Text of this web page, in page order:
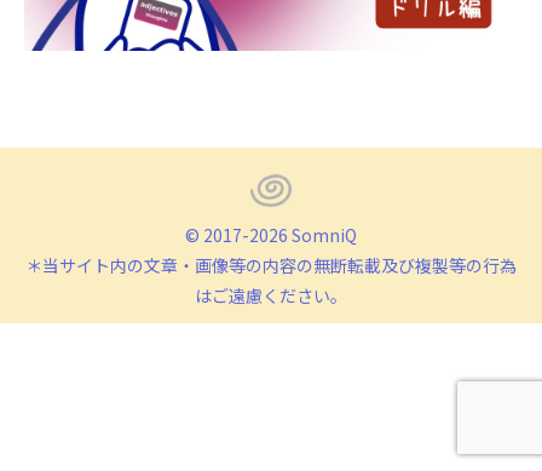
© 2017-2026 SomniQ
＊当サイト内の文章・画像等の内容の無断転載及び複製等の行為
はご遠慮ください。